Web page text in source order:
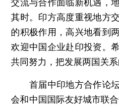
交流与合作面临新机遇，
其时。印方高度重视地方
的积极作用，高兴地看到
欢迎中国企业赴印投资。
共同努力，把发展两国关
首届中印地方合作论坛
会和中国国际友好城市联